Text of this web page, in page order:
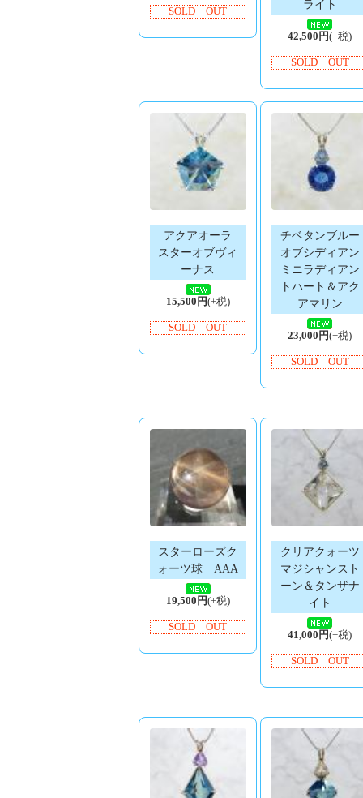
SOLD OUT
ライト
42,500円(+税)
SOLD OUT
アクアオーラ
スターオブヴィ
ーナス
15,500円(+税)
SOLD OUT
チベタンブルー
オブシディアン
ミニラディアン
トハート＆アク
アマリン
23,000円(+税)
SOLD OUT
スターローズク
ォーツ球 AAA
19,500円(+税)
SOLD OUT
クリアクォーツ
マジシャンスト
ーン＆タンザナ
イト
41,000円(+税)
SOLD OUT